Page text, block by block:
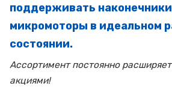
поддерживать
микромоторы в идеальном
состоянии.
Ассортимент постоянно
акциями!